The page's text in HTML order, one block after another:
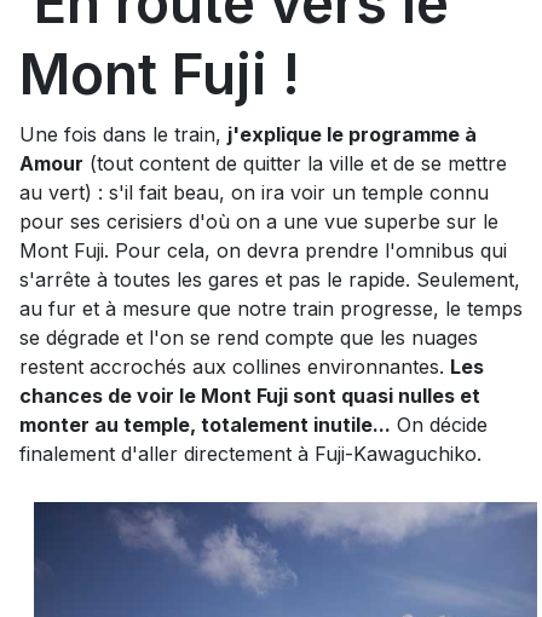
Mont Fuji !
Une fois dans le train, j'explique le programme à
Amour (tout content de quitter la ville et de se mettre
au vert) : s'il fait beau, on ira voir un temple connu
pour ses cerisiers d'où on a une vue superbe sur le
Mont Fuji. Pour cela, on devra prendre l'omnibus qui
s'arrête à toutes les gares et pas le rapide. Seulement,
au fur et à mesure que notre train progresse, le temps
se dégrade et l'on se rend compte que les nuages
restent accrochés aux collines environnantes. Les
chances de voir le Mont Fuji sont quasi nulles et
monter au temple, totalement inutile... On décide
finalement d'aller directement à Fuji-Kawaguchiko.